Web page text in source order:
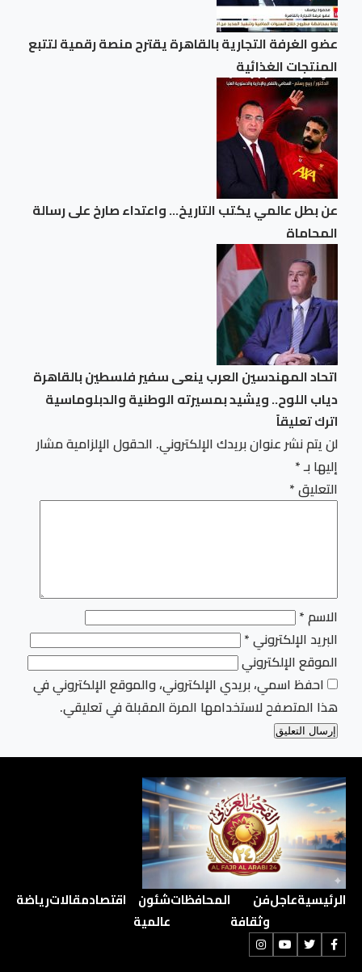
عضو الغرفة التجارية بالقاهرة يقترح منصة رقمية لتتبع
المنتجات الغذائية
عن بطل عالمي يكتب التاريخ… واعتداء صارخ على رسالة
المحاماة
اتحاد المهندسين العرب ينعى سفير فلسطين بالقاهرة
دياب اللوح.. ويشيد بمسيرته الوطنية والدبلوماسية
اترك تعليقاً
لن يتم نشر عنوان بريدك الإلكتروني. الحقول الإلزامية مشار
إليها بـ*
التعليق*
الاسم*
البريد الإلكتروني*
الموقع الإلكتروني
احفظ اسمي، بريدي الإلكتروني، والموقع الإلكتروني في
هذا المتصفح لاستخدامها المرة المقبلة في تعليقي.
الرئيسيةعاجلفن
وثقافة
المحافظاتشئون
عالمية
اقتصادمقالاترياضة